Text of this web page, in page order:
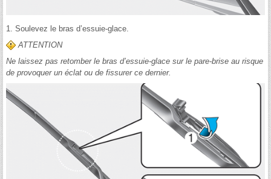
1. Soulevez le bras d’essuie-glace.
ATTENTION
Ne laissez pas retomber le bras d’essuie-glace sur le pare-brise au risque
de provoquer un éclat ou de fissurer ce dernier.